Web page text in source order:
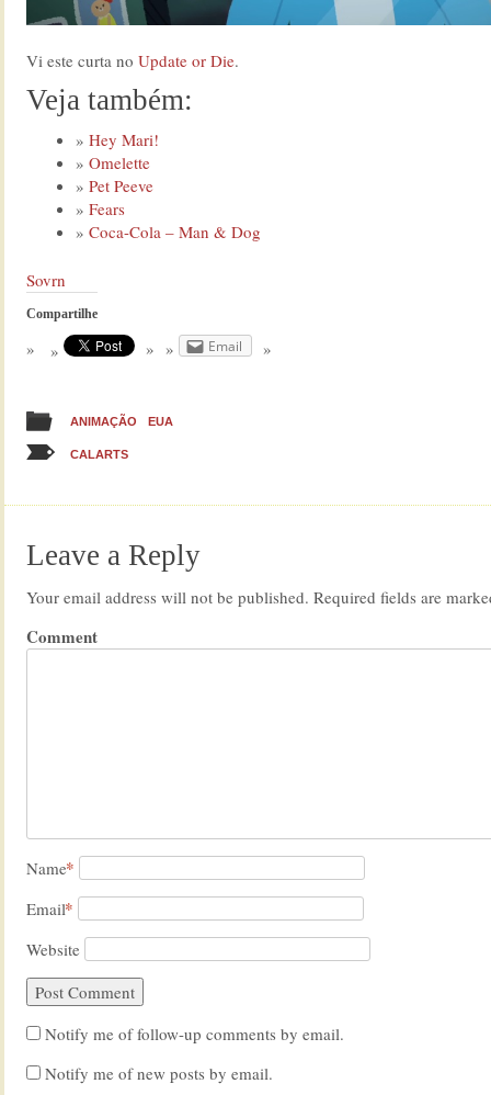
Vi este curta no Update or Die.
Veja também:
Hey Mari!
Omelette
Pet Peeve
Fears
Coca-Cola – Man & Dog
Sovrn
Compartilhe
Email
ANIMAÇÃO EUA
CALARTS
Leave a Reply
Your email address will not be published. Required fields are
Comment
Name*
Email*
Website
Notify me of follow-up comments by email.
Notify me of new posts by email.